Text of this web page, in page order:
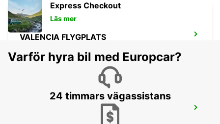
VALENCIA FLYGPLATS
Express Checkout
Läs mer
Varför hyra bil med Europcar?
24 timmars vägassistans